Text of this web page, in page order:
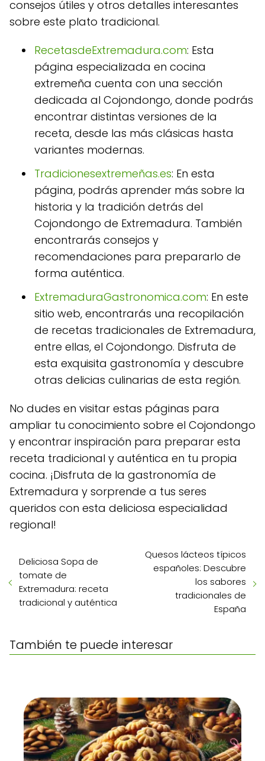
consejos útiles y otros detalles interesantes
sobre este plato tradicional.
RecetasdeExtremadura.com: Esta
página especializada en cocina
extremeña cuenta con una sección
dedicada al Cojondongo, donde podrás
encontrar distintas versiones de la
receta, desde las más clásicas hasta
variantes modernas.
Tradicionesextremeñas.es: En esta
página, podrás aprender más sobre la
historia y la tradición detrás del
Cojondongo de Extremadura. También
encontrarás consejos y
recomendaciones para prepararlo de
forma auténtica.
ExtremaduraGastronomica.com: En este
sitio web, encontrarás una recopilación
de recetas tradicionales de Extremadura,
entre ellas, el Cojondongo. Disfruta de
esta exquisita gastronomía y descubre
otras delicias culinarias de esta región.
No dudes en visitar estas páginas para
ampliar tu conocimiento sobre el Cojondongo
y encontrar inspiración para preparar esta
receta tradicional y auténtica en tu propia
cocina. ¡Disfruta de la gastronomía de
Extremadura y sorprende a tus seres
queridos con esta deliciosa especialidad
regional!
Deliciosa Sopa de
tomate de
Extremadura: receta
tradicional y auténtica
Quesos lácteos típicos
españoles: Descubre
los sabores
tradicionales de
España
También te puede interesar